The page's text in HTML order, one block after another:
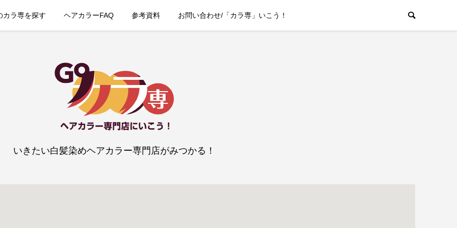
カラ専を探す ヘアカラーFAQ 参考資料 お問い合わせ/「カラ専」いこう！
いきたい白髪染めヘアカラー専門店がみつかる！